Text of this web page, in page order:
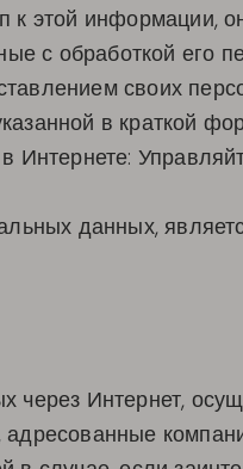
этой информации,
с обработкой его
своих
в краткой
Интернете:
данных,
через Интернет,